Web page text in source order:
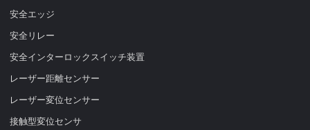
安全エッジ
安全リレー
安全インターロックスイッチ装置
レーザー距離センサー
レーザー変位センサー
接触型変位センサ